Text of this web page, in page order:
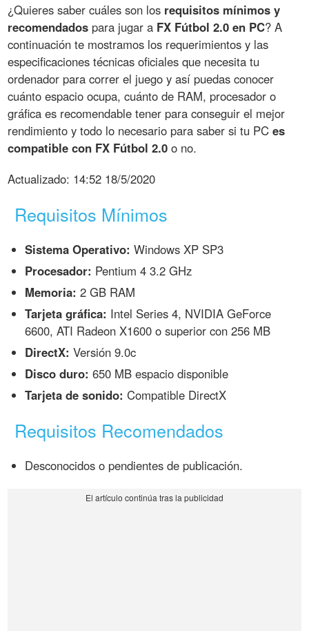
¿Quieres saber cuáles son los requisitos mínimos y
recomendados para jugar a FX Fútbol 2.0 en PC? A
continuación te mostramos los requerimientos y las
especificaciones técnicas oficiales que necesita tu
ordenador para correr el juego y así puedas conocer
cuánto espacio ocupa, cuánto de RAM, procesador o
gráfica es recomendable tener para conseguir el mejor
rendimiento y todo lo necesario para saber si tu PCes
compatible con FX Fútbol 2.0 o no.
Actualizado: 14:52 18/5/2020
Requisitos Mínimos
Sistema Operativo: Windows XP SP3
Procesador: Pentium 4 3.2 GHz
Memoria: 2 GB RAM
Tarjeta gráfica: Intel Series 4, NVIDIA GeForce
6600, ATI Radeon X1600 o superior con 256 MB
DirectX: Versión 9.0c
Disco duro: 650 MB espacio disponible
Tarjeta de sonido: Compatible DirectX
Requisitos Recomendados
Desconocidos o pendientes de publicación.